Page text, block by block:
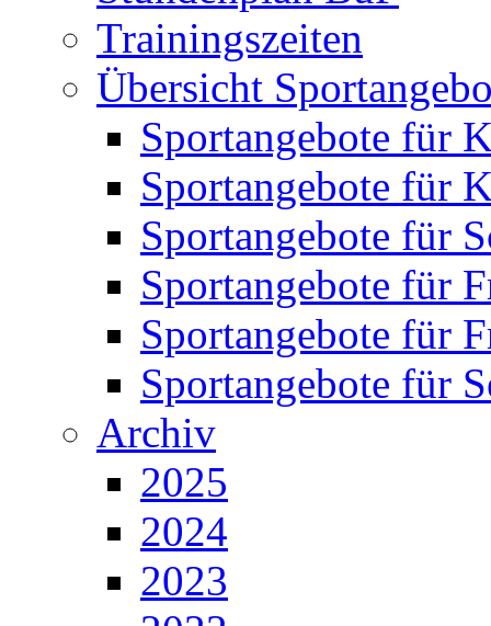
Trainingszeiten
Übersicht
Sportangebote für
Sportangebote für
Sportangebote für
Sportangebote für
Sportangebote für
Sportangebote für
Archiv
2025
2024
2023